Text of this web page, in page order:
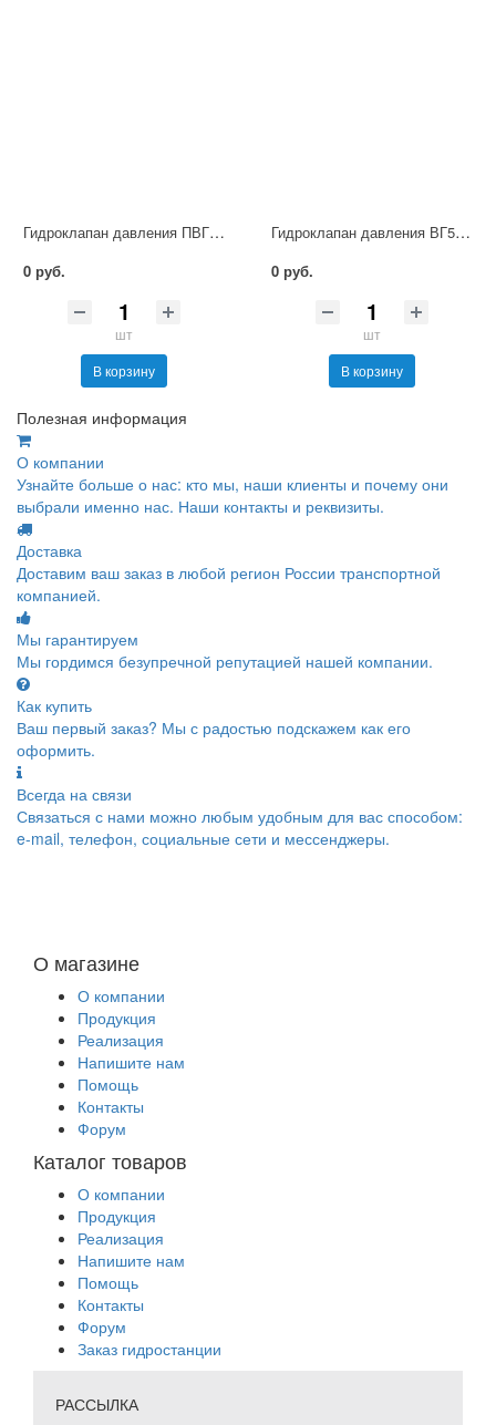
Гидроклапан давления ПВГ54-34М
0 руб.
шт
В корзину
Гидроклапан давления ВГ54-32М
0 руб.
шт
В корзину
Полезная информация
О компании
Узнайте больше о нас: кто мы, наши клиенты и почему они
выбрали именно нас. Наши контакты и реквизиты.
Доставка
Доставим ваш заказ в любой регион России транспортной
компанией.
Мы гарантируем
Мы гордимся безупречной репутацией нашей компании.
Как купить
Ваш первый заказ? Мы с радостью подскажем как его
оформить.
Всегда на связи
Связаться с нами можно любым удобным для вас способом:
e-mail, телефон, социальные сети и мессенджеры.
О магазине
О компании
Продукция
Реализация
Напишите нам
Помощь
Контакты
Форум
Каталог товаров
О компании
Продукция
Реализация
Напишите нам
Помощь
Контакты
Форум
Заказ гидростанции
РАССЫЛКА